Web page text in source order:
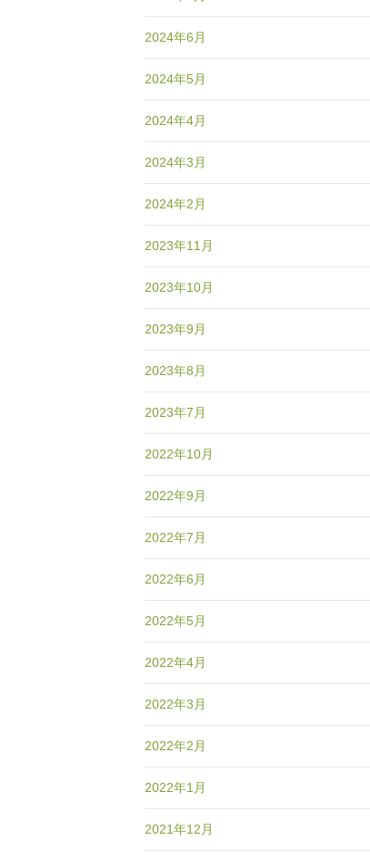
2024年6月
2024年5月
2024年4月
2024年3月
2024年2月
2023年11月
2023年10月
2023年9月
2023年8月
2023年7月
2022年10月
2022年9月
2022年7月
2022年6月
2022年5月
2022年4月
2022年3月
2022年2月
2022年1月
2021年12月